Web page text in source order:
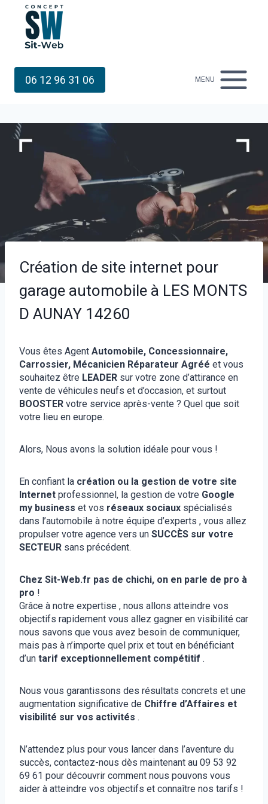
contenu
06 12 96 31 06 MENU
Création de site internet pour
garage automobile à LES MONTS
D AUNAY 14260
Vous êtes Agent Automobile, Concessionnaire,
Carrossier, Mécanicien Réparateur Agréé et vous
souhaitez être LEADER sur votre zone d’attirance en
vente de véhicules neufs et d’occasion, et surtout
BOOSTER votre service après-vente ? Quel que soit
votre lieu en europe.
Alors, Nous avons la solution idéale pour vous !
En confiant la création ou la gestion de votre site
Internet professionnel, la gestion de votre Google
my business et vos réseaux sociaux spécialisés
dans l’automobile à notre équipe d’experts , vous allez
propulser votre agence vers un SUCCÈS sur votre
SECTEUR sans précédent.
Chez Sit-Web.fr pas de chichi, on en parle de pro à
pro !
Grâce à notre expertise , nous allons atteindre vos
objectifs rapidement vous allez gagner en visibilité car
nous savons que vous avez besoin de communiquer,
mais pas à n’importe quel prix et tout en bénéficiant
d’un tarif exceptionnellement compétitif .
Nous vous garantissons des résultats concrets et une
augmentation significative de Chiffre d’Affaires et
visibilité sur vos activités .
N’attendez plus pour vous lancer dans l’aventure du
succès, contactez-nous dès maintenant au 09 53 92
69 61 pour découvrir comment nous pouvons vous
aider à atteindre vos objectifs et connaître nos tarifs !